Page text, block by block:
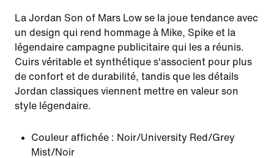
La Jordan Son of Mars Low se la joue tendance avec
un design qui rend hommage à Mike, Spike et la
légendaire campagne publicitaire qui les a réunis.
Cuirs véritable et synthétique s'associent pour plus
de confort et de durabilité, tandis que les détails
Jordan classiques viennent mettre en valeur son
style légendaire.
Couleur affichée : Noir/University Red/Grey
Mist/Noir